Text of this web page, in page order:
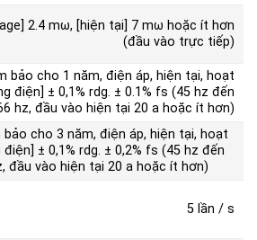
2.4 mω, [hiện tại] 7 mω hoặc ít hơn
(đầu vào trực tiếp)
bảo cho 1 năm, điện áp, hiện tại, hoạt
điện] ± 0,1% rdg. ± 0.1% fs (45 hz đến
hz, đầu vào hiện tại 20 a hoặc ít hơn)
bảo cho 3 năm, điện áp, hiện tại, hoạt
± 0,1% rdg. ± 0,2% fs (45 hz đến
đầu vào hiện tại 20 a hoặc ít hơn)
5 lần / s